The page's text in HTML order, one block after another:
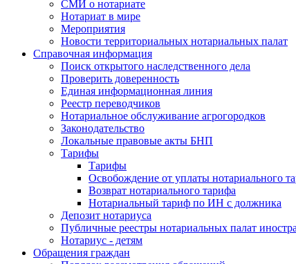
СМИ о нотариате
Нотариат в мире
Мероприятия
Новости территориальных нотариальных палат
Справочная информация
Поиск открытого наследственного дела
Проверить доверенность
Единая информационная линия
Реестр переводчиков
Нотариальное обслуживание агрогородков
Законодательство
Локальные правовые акты БНП
Тарифы
Тарифы
Освобождение от уплаты нотариального
Возврат нотариального тарифа
Нотариальный тариф по ИН с должника
Депозит нотариуса
Публичные реестры нотариальных палат
Нотариус - детям
Обращения граждан